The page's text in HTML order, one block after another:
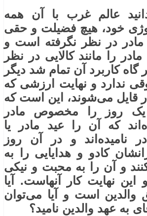
عالم غرب با آن همه
خود، هیچ فضیلت و حقی
مادر در نظر نگرفته است و
را مانند کالایی در نظر
گاه کاربرد آن تمام شد دیگر
ندارد و نهایت ارزشی که
قایل می‌شوند، این است که
روز را مخصوص مادر
که آن را عید مادر یا
نامیده‌اند و در آن روز
کادو و هدایایی را به
و آن را به محبت و نیکی
این نهایت کار آنهاست. آیا
والدین است و آیا می‌توان
به عهد والدین نامید؟